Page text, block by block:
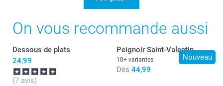
ravie que votre cadeau ait fait plaisir.
Je vous souhaite une bonne journée.
Florence@smartphoto
On vous recommande aussi
Dessous de plats
24,99
(7 avis)
Nouveau
Peignoir Saint-Valentin
10+ variantes
Dès 44,99